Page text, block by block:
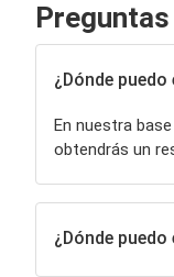
¿Dónde
En nuestra
obtendrás un
¿Dónde